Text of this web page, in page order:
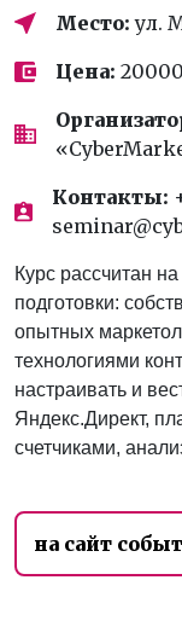
Место: ул.
Цена:
Контакты:
Курс рассчитан
подготовки:
опытных
технологиями
настраивать и
Яндекс.Директ,
счетчиками,
на сайт